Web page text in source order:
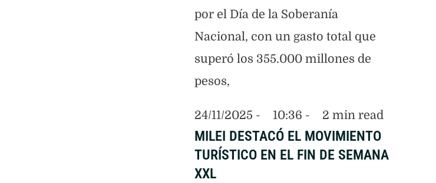
por el Día de la Soberanía
Nacional, con un gasto total que
superó los 355.000 millones de
pesos,
24/11/2025 - 10:36 - 2 min read
MILEI DESTACÓ EL MOVIMIENTO
TURÍSTICO EN EL FIN DE SEMANA
XXL